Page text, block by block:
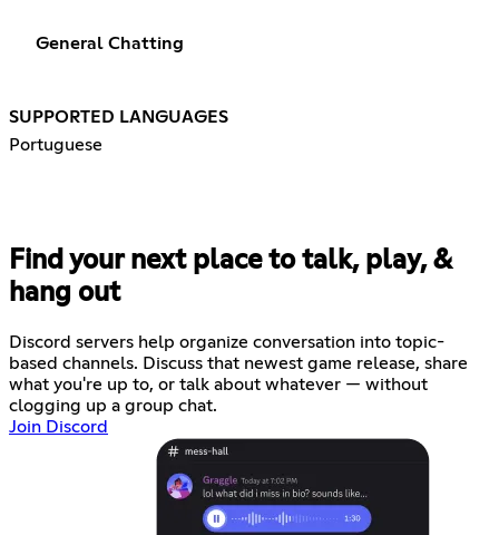
General Chatting
SUPPORTED LANGUAGES
Portuguese
Find your next place to talk, play, &
hang out
Discord servers help organize conversation into topic-
based channels. Discuss that newest game release, share
what you're up to, or talk about whatever — without
clogging up a group chat.
Join Discord